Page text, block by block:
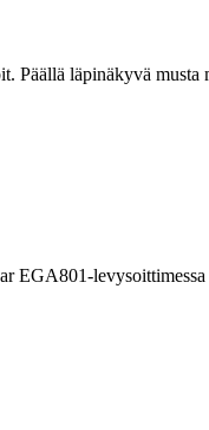
Päällä läpinäkyvä
EGA801-levysoittimessa